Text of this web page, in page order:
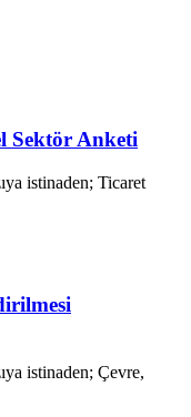
Sektör Anketi
istinaden; Ticaret
istinaden; Çevre,